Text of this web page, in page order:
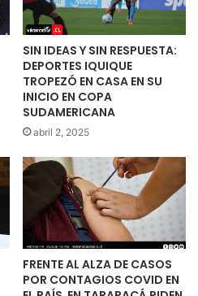
SIN IDEAS Y SIN RESPUESTA:
DEPORTES IQUIQUE
TROPEZÓ EN CASA EN SU
INICIO EN COPA
SUDAMERICANA
abril 2, 2025
FRENTE AL ALZA DE CASOS
POR CONTAGIOS COVID EN